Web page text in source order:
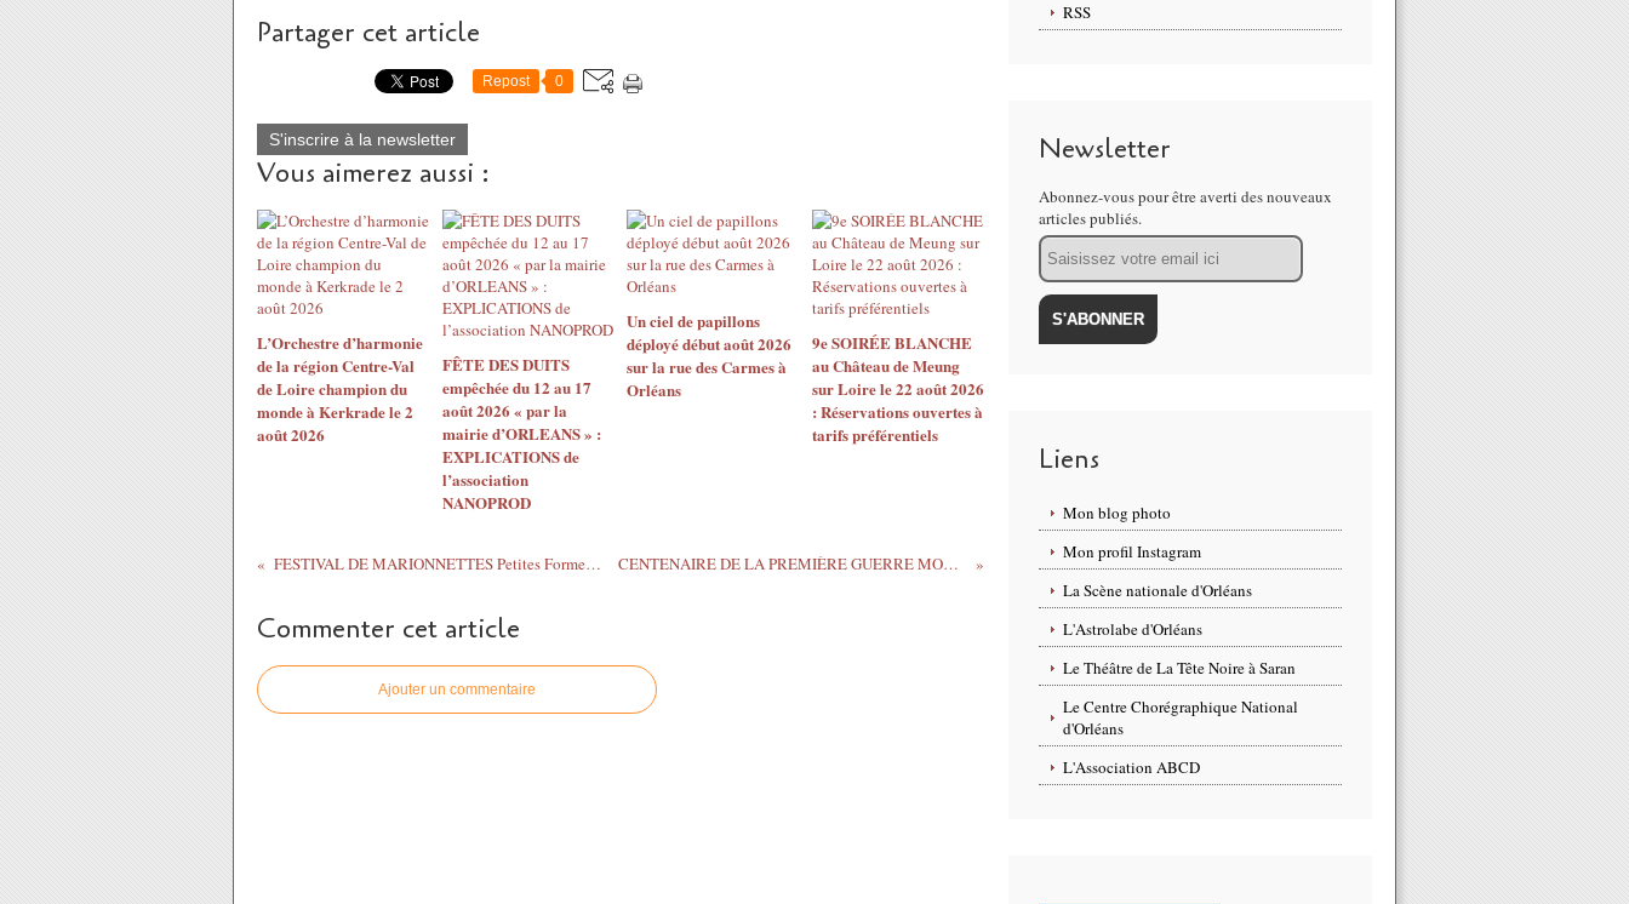
Partager cet article
Repost 0
S'inscrire à la newsletter
Vous aimerez aussi :
L’Orchestre d’harmonie
de la région Centre-Val
de Loire champion du
monde à Kerkrade le 2
août 2026
FÊTE DES DUITS
empêchée du 12 au 17
août 2026 « par la
mairie d’ORLEANS » :
EXPLICATIONS de
l’association
NANOPROD
Un ciel de papillons
déployé début août 2026
sur la rue des Carmes à
Orléans
9e SOIRÉE BLANCHE
au Château de Meung
sur Loire le 22 août 2026
: Réservations ouvertes à
tarifs préférentiels
FESTIVAL DE MARIONNETTES Petites Formes Mouvantes et Émouvantes à La Fabrique - MEUNG SUR LOIRE du 2 au 18 novembre 2018 CENTENAIRE DE LA PREMIÈRE GUERRE MONDIALE : Exposition, lecture, concert et cinéma à MEUNG SUR LOIRE du 5 au 22 novembre 2018
Commenter cet article
Ajouter un commentaire
RSS
Newsletter
Abonnez-vous pour être averti des nouveaux
articles publiés.
Email
Liens
Mon blog photo
Mon profil Instagram
La Scène nationale d'Orléans
L'Astrolabe d'Orléans
Le Théâtre de La Tête Noire à Saran
Le Centre Chorégraphique National
d'Orléans
L'Association ABCD